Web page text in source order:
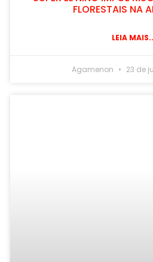
FLORESTAIS NA
LEIA
Agamenon 23 de